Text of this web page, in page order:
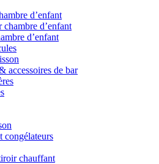
d’enfant
d’enfant
d’enfant
accessoires de bar
congélateurs
chauffant